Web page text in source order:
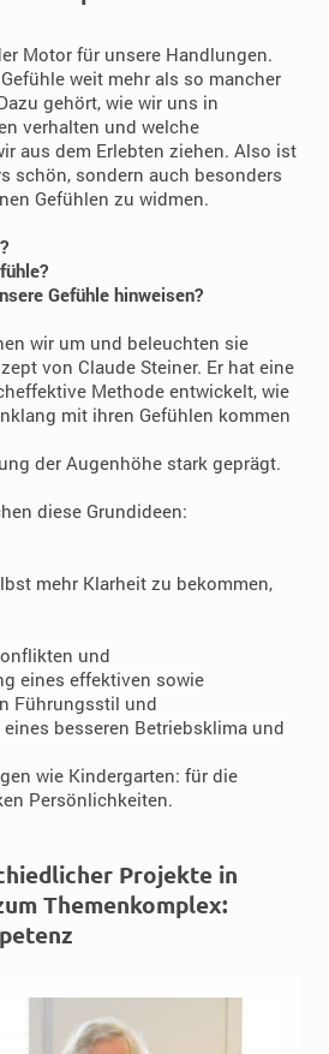
Motor für unsere Handlungen.
weit mehr als so mancher
gehört, wie wir uns in
verhalten und welche
aus dem Erlebten ziehen. Also ist
schön, sondern auch besonders
Gefühlen zu widmen.
Gefühle hinweisen?
wir um und beleuchten sie
von Claude Steiner. Er hat eine
Methode entwickelt, wie
mit ihren Gefühlen kommen
der Augenhöhe stark geprägt.
diese Grundideen:
mehr Klarheit zu bekommen,
und
eines effektiven sowie
Führungsstil und
besseren Betriebsklima und
wie Kindergarten: für die
Persönlichkeiten.
Projekte in
Themenkomplex: